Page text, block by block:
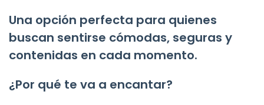
Una opción perfecta para quienes
buscan sentirse cómodas, seguras y
contenidas en cada momento.
¿Por qué te va a encantar?